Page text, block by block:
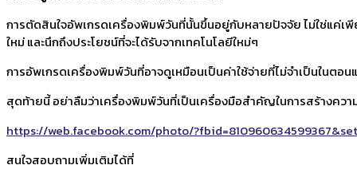
การตัดสินใจอัพเกรดเครื่องพิมพ์วันที่นั้นขึ้นอยู่กับหลายปัจจัย ไม่ใช่แค่เ
ใหม่ และนึกถึงประโยชน์ที่จะได้รับจากเทคโนโลยีใหม่ๆ
การอัพเกรดเครื่องพิมพ์วันที่อาจดูเหมือนเป็นค่าใช้จ่ายที่ไม่จำเป็นใน
สุดท้ายนี้ อย่าลืมว่าเครื่องพิมพ์วันที่เป็นเครื่องมือสำคัญในการสร้างค
https://web.facebook.com/photo/
สนใจสอบถามเพิ่มเติมได้ที่